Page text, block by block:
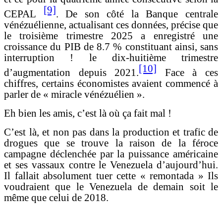
CEPAL [9]. De son côté la Banque centrale
vénézuélienne, actualisant ces données, précise que
le troisième trimestre 2025 a enregistré une
croissance du PIB de 8.7 % constituant ainsi, sans
interruption ! le dix-huitième trimestre
d’augmentation depuis 2021.[10] Face à ces
chiffres, certains économistes avaient commencé à
parler de « miracle vénézuélien ».
Eh bien les amis, c’est là où ça fait mal !
C’est là, et non pas dans la production et trafic de
drogues que se trouve la raison de la féroce
campagne déclenchée par la puissance américaine
et ses vassaux contre le Venezuela d’aujourd’hui.
Il fallait absolument tuer cette « remontada » Ils
voudraient que le Venezuela de demain soit le
même que celui de 2018.